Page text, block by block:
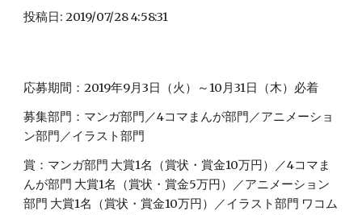
投稿日: 2019/07/28 4:58:31
応募期間：2019年9月3日（火）～10月31日（木）必着
募集部門：マンガ部門／4コマまんが部門／アニメーショ
ン部門／イラスト部門
賞：マンガ部門 大賞1名（賞状・賞金10万円）／4コマま
んが部門 大賞1名（賞状・賞金5万円）／アニメーション
部門 大賞1名（賞状・賞金10万円）／イラスト部門 ワコム